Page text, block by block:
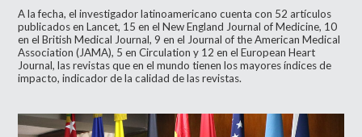
A la fecha, el investigador latinoamericano cuenta con 52 artículos
publicados en Lancet, 15 en el New England Journal of Medicine, 10
en el British Medical Journal, 9 en el Journal of the American Medical
Association (JAMA), 5 en Circulation y 12 en el European Heart
Journal, las revistas que en el mundo tienen los mayores índices de
impacto, indicador de la calidad de las revistas.